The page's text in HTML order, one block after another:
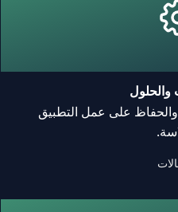
والحلول
على عمل التطبيق